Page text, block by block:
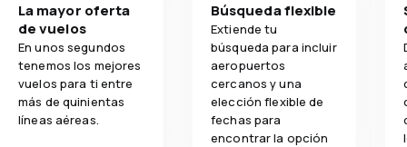
La mayor oferta
de vuelos
En unos segundos
tenemos los mejores
vuelos para ti entre
más de quinientas
líneas aéreas.
Búsqueda flexible
Extiende tu
búsqueda para incluir
aeropuertos
cercanos y una
elección flexible de
fechas para
encontrar la opción